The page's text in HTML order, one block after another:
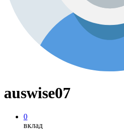
auswise07
0
вклад